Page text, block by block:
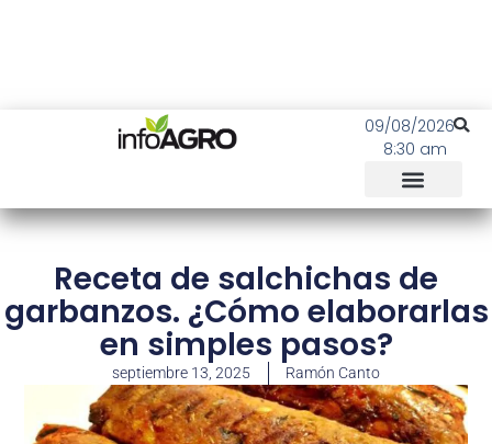
09/08/2026
8:30 am
Receta de salchichas de
garbanzos. ¿Cómo elaborarlas
en simples pasos?
septiembre 13, 2025 Ramón Canto